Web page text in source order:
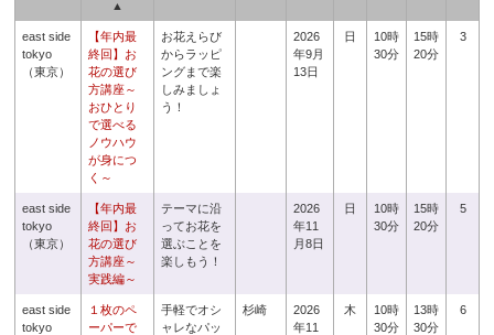
▲
east side
tokyo
（東京）
【年内最
終回】お
花の選び
方講座～
おひとり
で選べる
ノウハウ
が身につ
く～
お花えらび
からラッピ
ングまで楽
しみましょ
う！
2026
年9月
13日
日
10時
30分
15時
20分
3
east side
tokyo
（東京）
【年内最
終回】お
花の選び
方講座～
実践編～
テーマに沿
ってお花を
選ぶことを
楽しもう！
2026
年11
月8日
日
10時
30分
15時
20分
5
east side
tokyo
１枚のペ
ーパーで
手軽でオシ
ャレなパッ
杉崎
2026
年11
木
10時
30分
13時
30分
6